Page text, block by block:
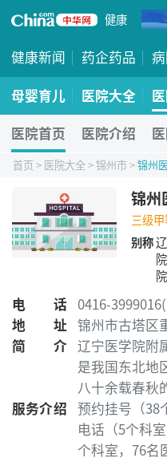
健康
健康新闻 药企药品
母婴育儿
医院大全
医院首页
医院介绍
首页 > 医院大全>锦州市>锦州
锦州
三级
别称
院
电话 0416-
地址 锦州市古塔区
简介 辽宁医学院附
是我国东北地
八十余载春秋
服务介绍 预约挂号（38
电话（5个科
个科室，76名